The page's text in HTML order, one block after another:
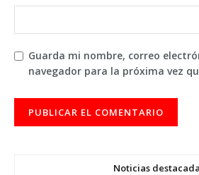
Guarda mi nombre, correo
navegador para la próxima vez
Noticias